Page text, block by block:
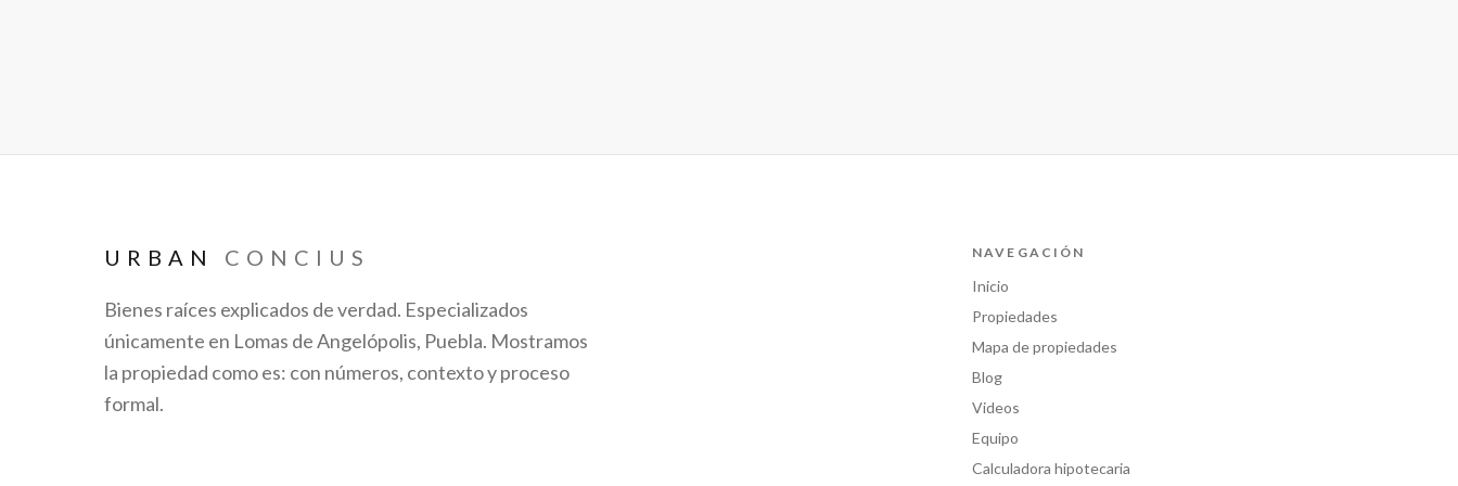
URBAN CONCIUS
Bienes raíces explicados de verdad. Especializados
únicamente en Lomas de Angelópolis, Puebla. Mostramos
la propiedad como es: con números, contexto y proceso
formal.
NAVEGACIÓN
Inicio
Propiedades
Mapa de propiedades
Blog
Videos
Equipo
Calculadora hipotecaria